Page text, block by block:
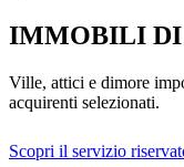
IMMOBILI DI
Ville, attici e dimore
acquirenti selezionati.
Scopri il servizio